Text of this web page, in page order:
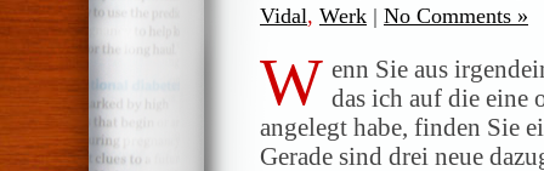
Vidal, Werk | No Comments »
W enn Sie aus
das ich auf die eine
angelegt habe, finden Sie
Gerade sind drei neue